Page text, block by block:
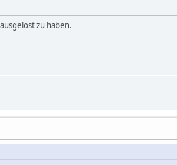
zu haben.